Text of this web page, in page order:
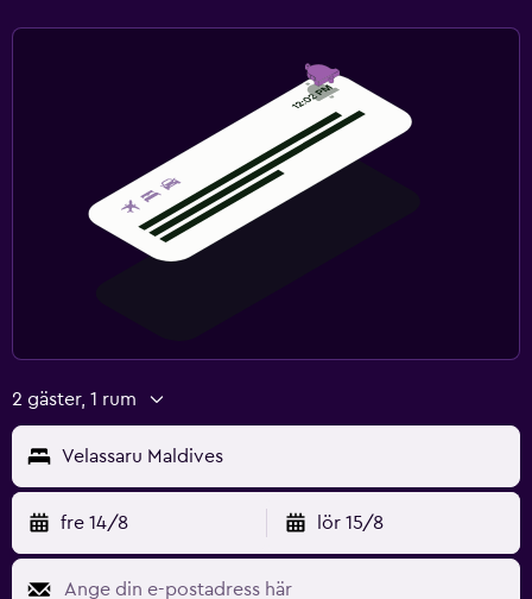
2 gäster, 1 rum
Velassaru Maldives
fre 14/8 lör 15/8